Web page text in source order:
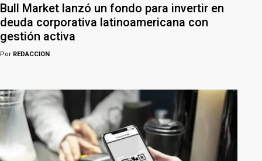
Bull Market lanzó un fondo para invertir en
deuda corporativa latinoamericana con
gestión activa
Por REDACCION